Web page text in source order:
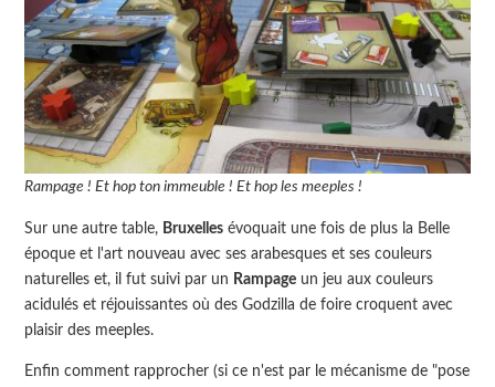
Rampage ! Et hop ton immeuble ! Et hop les meeples !
Sur une autre table, Bruxelles évoquait une fois de plus la Belle
époque et l'art nouveau avec ses arabesques et ses couleurs
naturelles et, il fut suivi par un Rampage un jeu aux couleurs
acidulés et réjouissantes où des Godzilla de foire croquent avec
plaisir des meeples.
Enfin comment rapprocher (si ce n'est par le mécanisme de "pose